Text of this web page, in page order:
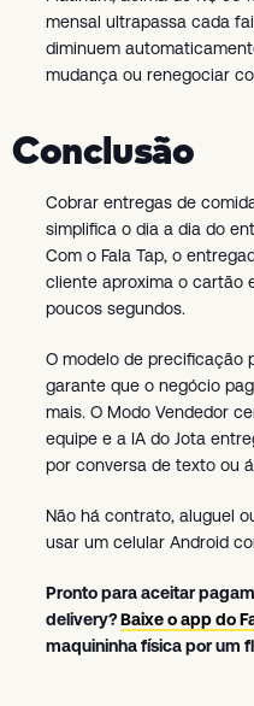
mensal ultrapassa cada
diminuem
mudança ou renegociar
Conclusão
Cobrar entregas de
simplifica o dia a dia do
Com o Fala Tap, o
cliente aproxima o cartão
poucos segundos.
O modelo de precificação
garante que o negócio
mais. O Modo Vendedor
equipe e a IA do Jota
por conversa de texto ou
Não há contrato, aluguel
usar um celular Android
Pronto para aceitar
delivery?Baixe o app do
maquininha física por um